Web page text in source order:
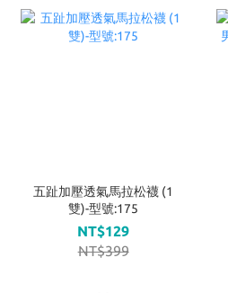
五趾加壓透氣馬拉松襪 (1
雙)-型號:175
NT$129
NT$399